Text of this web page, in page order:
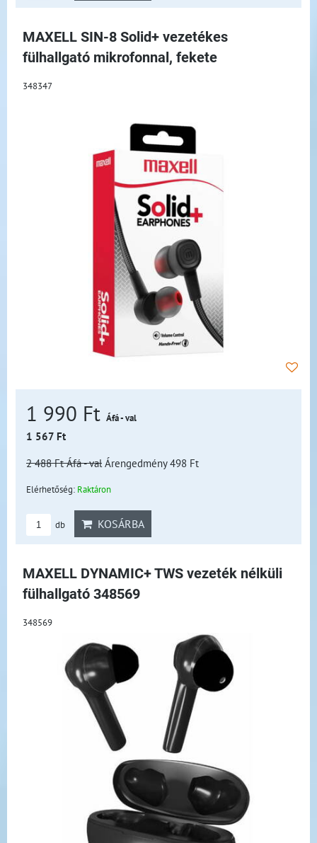
MAXELL SIN-8 Solid+ vezetékes
fülhallgató mikrofonnal, fekete
348347
1 990 Ft Áfá - val
1 567 Ft
2 488 FtÁfá - val Árengedmény 498 Ft
Elérhetőség: Raktáron
db KOSÁRBA
MAXELL DYNAMIC+ TWS vezeték nélküli
fülhallgató 348569
348569